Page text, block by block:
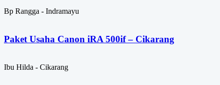
Bp Rangga - Indramayu
Paket Usaha Canon iRA 500if – Cikarang
Ibu Hilda - Cikarang